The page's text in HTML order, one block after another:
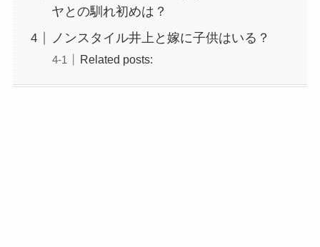
ヤとの馴れ初めは？
ノンスタイル井上と嫁に子供はいる？
Related posts: